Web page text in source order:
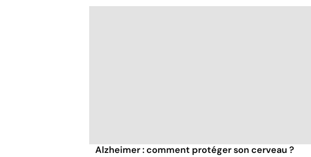
Alzheimer : comment protéger son cerveau ?